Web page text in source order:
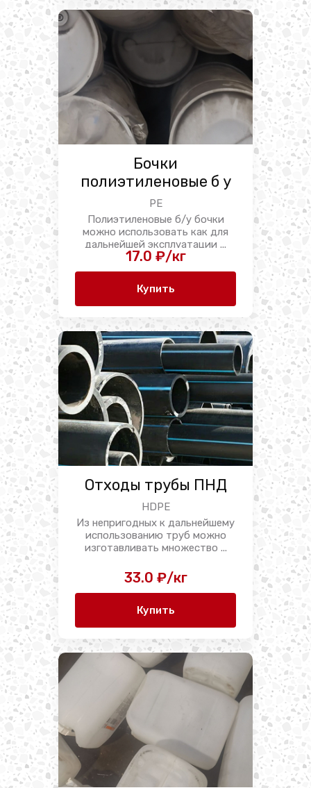
Бочки
полиэтиленовые б у
PE
Полиэтиленовые б/у бочки
можно использовать как для
дальнейшей эксплуатации ...
17.0 ₽/кг
Купить
Отходы трубы ПНД
HDPE
Из непригодных к дальнейшему
использованию труб можно
изготавливать множество ...
33.0 ₽/кг
Купить